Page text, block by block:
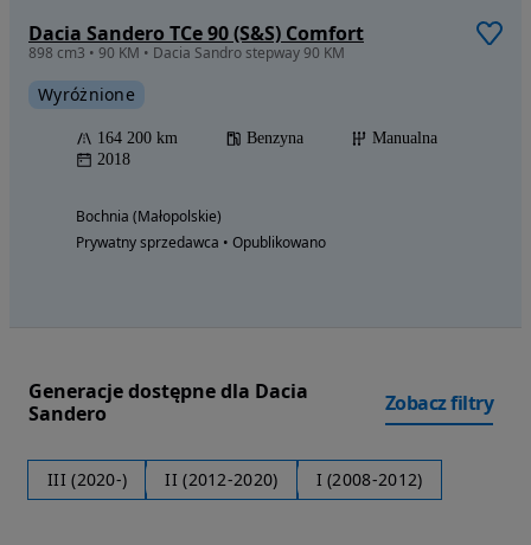
Dacia Sandero TCe 90 (S&S) Comfort
898 cm3 • 90 KM • Dacia Sandro stepway 90 KM
Wyróżnione
164 200 km Benzyna
Manualna
2018
Bochnia (Małopolskie)
Prywatny sprzedawca • Opublikowano
Generacje dostępne dla Dacia
Sandero
Zobacz filtry
III (2020-) II (2012-2020) I (2008-2012)